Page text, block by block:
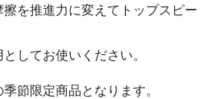
を推進力に変えてトップスピー
してお使いください。
節限定商品となります。